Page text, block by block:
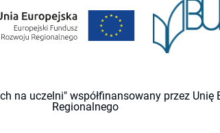
na uczelni" współfinansowany przez Unię
Regionalnego